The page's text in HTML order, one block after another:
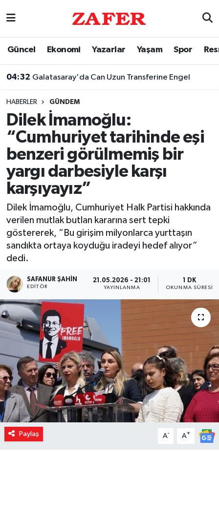
Güncel Ekonomi Yazarlar Yaşam Spor
04:32 Galatasaray'da Can Uzun Transferine Engel
HABERLER GÜNDEM
Dilek İmamoğlu:
“Cumhuriyet tarihinde eşi
benzeri görülmemiş bir
yargı darbesiyle karşı
karşıyayız”
Dilek İmamoğlu, Cumhuriyet Halk Partisi hakkında
verilen mutlak butlan kararına sert tepki
göstererek, “Bu girişim milyonlarca yurttaşın
sandıkta ortaya koyduğu iradeyi hedef alıyor”
dedi.
SAFANUR ŞAHIN
EDITÖR
21.05.2026 - 21:01
YAYINLANMA
1 DK
OKUNMA SÜRESI
Paylaş A- A+
Nöbetçi Eczaneler
Trafik Durumu
Süper Lig Puan Durumu ve Fikstür
Tüm Manşetler
Son Dakika Haberleri
Haber Arşivi